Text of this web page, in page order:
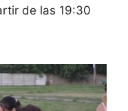
de las 19:30